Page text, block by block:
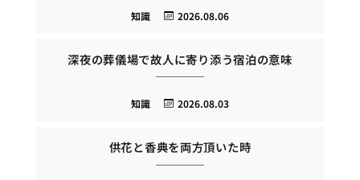
2026.08.06
知識
深夜の葬儀場で故人に寄り添う宿泊の意味
2026.08.03
知識
供花と香典を両方頂いた時